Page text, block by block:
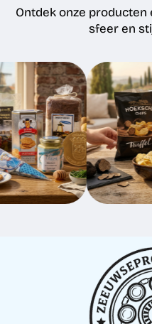
Ontdek onze producten
sfeer en